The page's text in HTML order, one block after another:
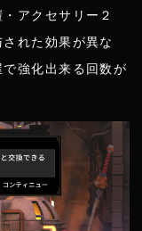
アクセサリー２
れた効果が異な
強化出来る回数が